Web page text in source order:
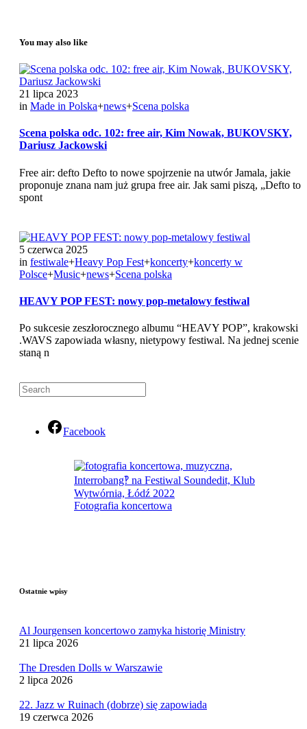
You may also like
21 lipca 2023
in Made in Polska+news+Scena polska
Scena polska odc. 102: free air, Kim Nowak, BUKOVSKY,
Dariusz Jackowski
Free air: defto Defto to nowe spojrzenie na utwór Jamala, jakie
proponuje znana nam już grupa free air. Jak sami piszą, „Defto to
spont
5 czerwca 2025
in festiwale+Heavy Pop Fest+koncerty+koncerty w
Polsce+Music+news+Scena polska
HEAVY POP FEST: nowy pop-metalowy festiwal
Po sukcesie zeszłorocznego albumu “HEAVY POP”, krakowski
.WAVS zapowiada własny, nietypowy festiwal. Na jednej scenie
staną n
Facebook
Fotografia koncertowa
Ostatnie wpisy
Al Jourgensen koncertowo zamyka historię Ministry
21 lipca 2026
The Dresden Dolls w Warszawie
2 lipca 2026
22. Jazz w Ruinach (dobrze) się zapowiada
19 czerwca 2026